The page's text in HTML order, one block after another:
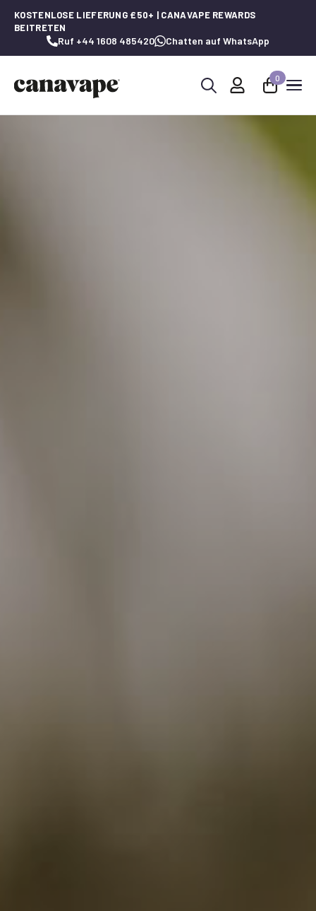
KOSTENLOSE LIEFERUNG £50+ | CANAVAPE REWARDS
BEITRETEN
Ruf +44 1608 485420 Chatten auf WhatsApp
0